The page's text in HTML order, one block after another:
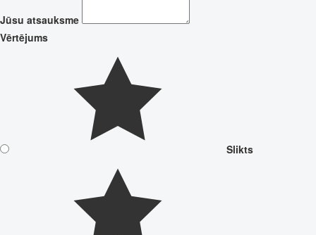
Jūsu atsauksme
Vērtējums
Slikts